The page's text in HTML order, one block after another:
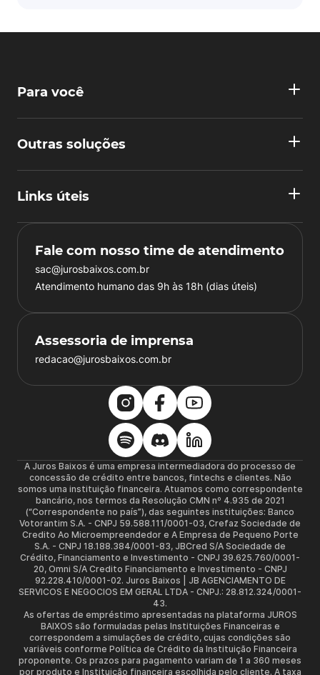
Para você
Outras soluções
Links úteis
Fale com nosso time de atendimento
sac@jurosbaixos.com.br
Atendimento humano das 9h às 18h (dias úteis)
Assessoria de imprensa
redacao@jurosbaixos.com.br
A Juros Baixos é uma empresa intermediadora do processo de
concessão de crédito entre bancos, fintechs e clientes. Não
somos uma instituição financeira. Atuamos como correspondente
bancário, nos termos da Resolução CMN nº 4.935 de 2021
(“Correspondente no país”), das seguintes instituições: Banco
Votorantim S.A. - CNPJ 59.588.111/0001-03, Crefaz Sociedade de
Credito Ao Microempreendedor e A Empresa de Pequeno Porte
S.A. - CNPJ 18.188.384/0001-83, JBCred S/A Sociedade de
Crédito, Financiamento e Investimento - CNPJ 39.625.760/0001-
20, Omni S/A Credito Financiamento e Investimento - CNPJ
92.228.410/0001-02. Juros Baixos | JB AGENCIAMENTO DE
SERVICOS E NEGOCIOS EM GERAL LTDA - CNPJ.: 28.812.324/0001-
43.
As ofertas de empréstimo apresentadas na plataforma JUROS
BAIXOS são formuladas pelas Instituições Financeiras e
correspondem a simulações de crédito, cujas condições são
variáveis conforme Política de Crédito da Instituição Financeira
proponente. Os prazos para pagamento variam de 1 a 360 meses
por produto e Instituição financeira escolhida pelo cliente. A taxa